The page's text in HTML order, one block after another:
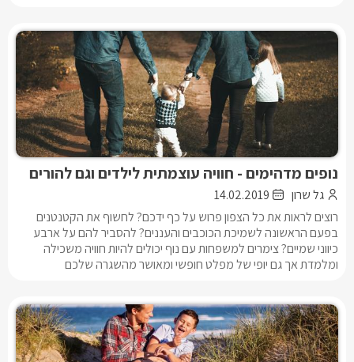
נופים מדהימים - חוויה עוצמתית לילדים וגם להורים
רוצים לראות את כל הצפון פרוש על כף ידכם? לחשוף את הקטנטנים
בפעם הראשונה לשמיכת הכוכבים והעננים? להסביר להם על ארבע
כיווני שמיים? צימרים למשפחות עם נוף יכולים להיות חוויה משכילה
ומלמדת אך גם יופי של מפלט חופשי ומאושר מהשגרה שלכם
גל שרון 14.02.2019